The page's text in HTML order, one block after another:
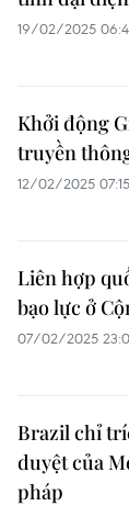
19/02/2025
Khởi động
truyền
12/02/2025 07:15
Liên hợp
bạo lực ở
07/02/2025
Brazil chỉ
duyệt của
pháp